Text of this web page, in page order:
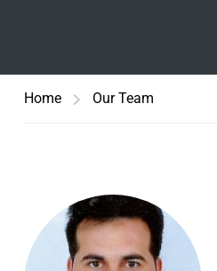
Home Our Team